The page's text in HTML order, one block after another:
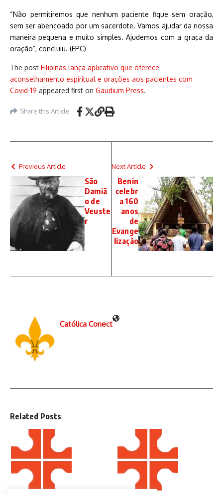
“Não permitiremos que nenhum paciente fique sem oração,
sem ser abençoado por um sacerdote. Vamos ajudar da nossa
maneira pequena e muito simples. Ajudemos com a graça da
oração”, concluiu. (EPC)
The post Filipinas lança aplicativo que oferece
aconselhamento espiritual e orações aos pacientes com
Covid-19 appeared first on Gaudium Press.
Share this Article
Previous Article
São
Damiã
o de
Veuste
r
Next Article
Benin
celebr
a 160
anos
de
Evange
lização
Católica Conect
Related Posts